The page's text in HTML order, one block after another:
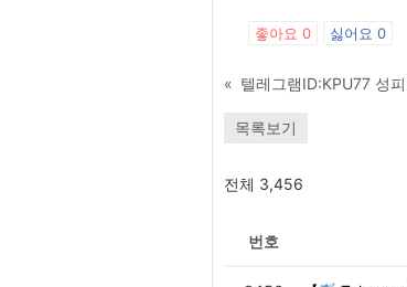
좋아요 0 싫어요 0
«
목록보기
전체 3,456
번호